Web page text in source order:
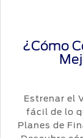
D-
Mi
¿Cómo
Estrenar el
fácil de lo
Planes de